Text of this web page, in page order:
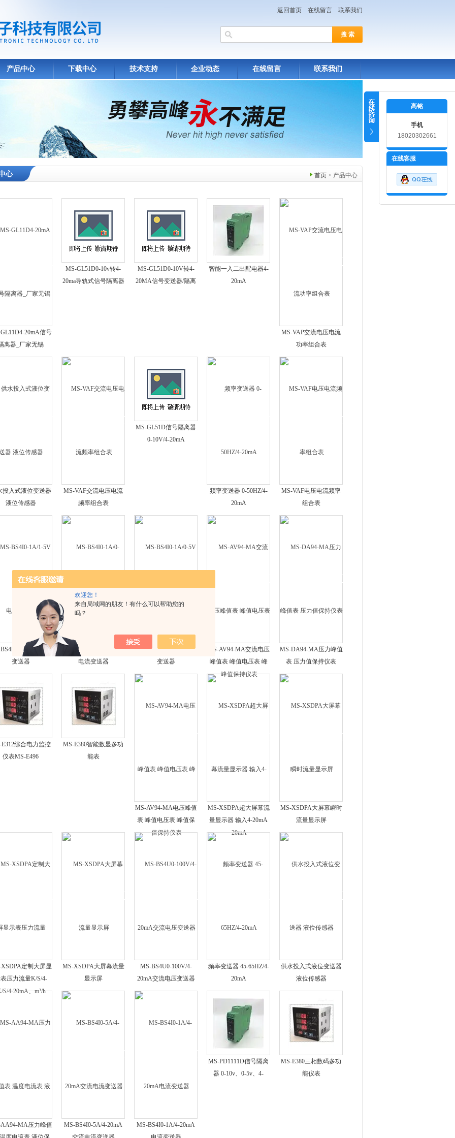
欢迎您！
来自局域网的朋友！有什么可以帮助您的
吗？
返回首页 在线留言 联系我们
产品中心 下载中心 技术支持 企业动态 在线留言 联系我们
首页 > 产品中心
心
20mA信号
离器_厂家无锡
MS-GL51D0-10v转4-
20ma导轨式信号隔离器
MS-GL51D0-10V转4-
20MA信号变送器/隔离
智能一入二出配电器4-
20mA
MS-VAP交流电压电流
功率组合表
投入式液位变送器
液位传感器
MS-VAF交流电压电流
频率组合表
MS-GL51D信号隔离器
0-10V/4-20mA
频率变送器 0-50HZ/4-
20mA
MS-VAF电压电流频率
组合表
1A/1-5V电流
变送器
MS-BS4I0-1A/0-20mA
电流变送器
MS-BS4I0-1A/0-5V电流
变送器
MS-AV94-MA交流电压
峰值表 峰值电压表 峰
值保持仪表
MS-DA94-MA压力峰值
表 压力值保持仪表
E312综合电力监控
仪表MS-E496
MS-E380智能数显多功
能表
MS-AV94-MA电压峰值
表 峰值电压表 峰值保
持仪表
MS-XSDPA超大屏幕流
量显示器 输入4-20mA
MS-XSDPA大屏幕瞬时
流量显示屏
定制大屏显
压力流量K/S/4-
20mA、m³/h
MS-XSDPA大屏幕流量
显示屏
MS-BS4U0-100V/4-
20mA交流电压变送器
频率变送器 45-65HZ/4-
20mA
供水投入式液位变送器
液位传感器
MA压力峰值
MS-BS4I0-5A/4-20mA
MS-BS4I0-1A/4-20mA
MS-PD1111D信号隔离
器 0-10v、0-5v、4-
MS-E380三相数码多功
能仪表
高铭
手机
18020302661
在线客服